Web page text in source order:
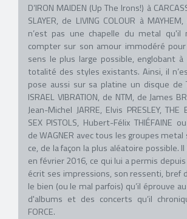
D’IRON MAIDEN (Up The Irons!) à
SLAYER, de LIVING COLOUR à
n’est pas une chapelle du metal qu'il
compter sur son amour immodéré
sens le plus large possible, englobant à
totalité des styles existants. Ainsi, il
pose aussi sur sa platine un disque de
ISRAEL VIBRATION, de NTM, de James
Jean-Michel JARRE, Elvis PRESLEY, THE
SEX PISTOLS, Hubert-Félix THIÉFAINE
de WAGNER avec tous les groupes
ce, de la façon la plus aléatoire possible.
en février 2016, ce qui lui a permis
écrit ses impressions, son ressenti, bref
le bien (ou le mal parfois) qu’il éprouve
d'albums et des concerts qu’il
FORCE.